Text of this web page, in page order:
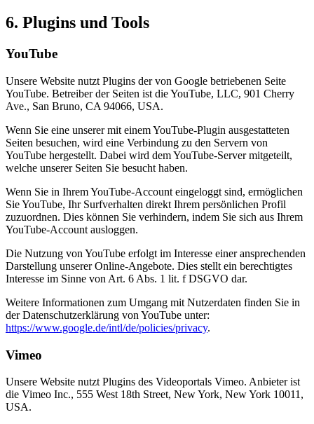
6. Plugins und Tools
YouTube
Unsere Website nutzt Plugins der von Google betriebenen Seite
YouTube. Betreiber der Seiten ist die YouTube, LLC, 901 Cherry
Ave., San Bruno, CA 94066, USA.
Wenn Sie eine unserer mit einem YouTube-Plugin ausgestatteten
Seiten besuchen, wird eine Verbindung zu den Servern von
YouTube hergestellt. Dabei wird dem YouTube-Server mitgeteilt,
welche unserer Seiten Sie besucht haben.
Wenn Sie in Ihrem YouTube-Account eingeloggt sind, ermöglichen
Sie YouTube, Ihr Surfverhalten direkt Ihrem persönlichen Profil
zuzuordnen. Dies können Sie verhindern, indem Sie sich aus Ihrem
YouTube-Account ausloggen.
Die Nutzung von YouTube erfolgt im Interesse einer ansprechenden
Darstellung unserer Online-Angebote. Dies stellt ein berechtigtes
Interesse im Sinne von Art. 6 Abs. 1 lit. f DSGVO dar.
Weitere Informationen zum Umgang mit Nutzerdaten finden Sie in
der Datenschutzerklärung von YouTube unter:
https://www.google.de/intl/de/policies/privacy.
Vimeo
Unsere Website nutzt Plugins des Videoportals Vimeo. Anbieter ist
die Vimeo Inc., 555 West 18th Street, New York, New York 10011,
USA.